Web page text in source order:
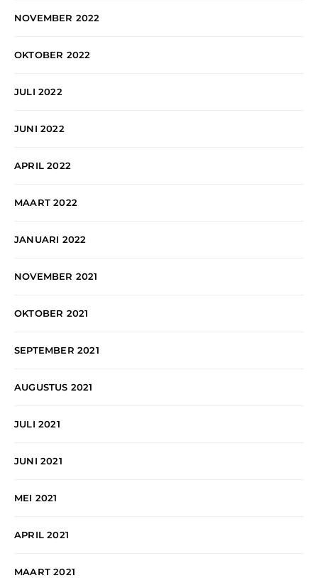
NOVEMBER 2022
OKTOBER 2022
JULI 2022
JUNI 2022
APRIL 2022
MAART 2022
JANUARI 2022
NOVEMBER 2021
OKTOBER 2021
SEPTEMBER 2021
AUGUSTUS 2021
JULI 2021
JUNI 2021
MEI 2021
APRIL 2021
MAART 2021